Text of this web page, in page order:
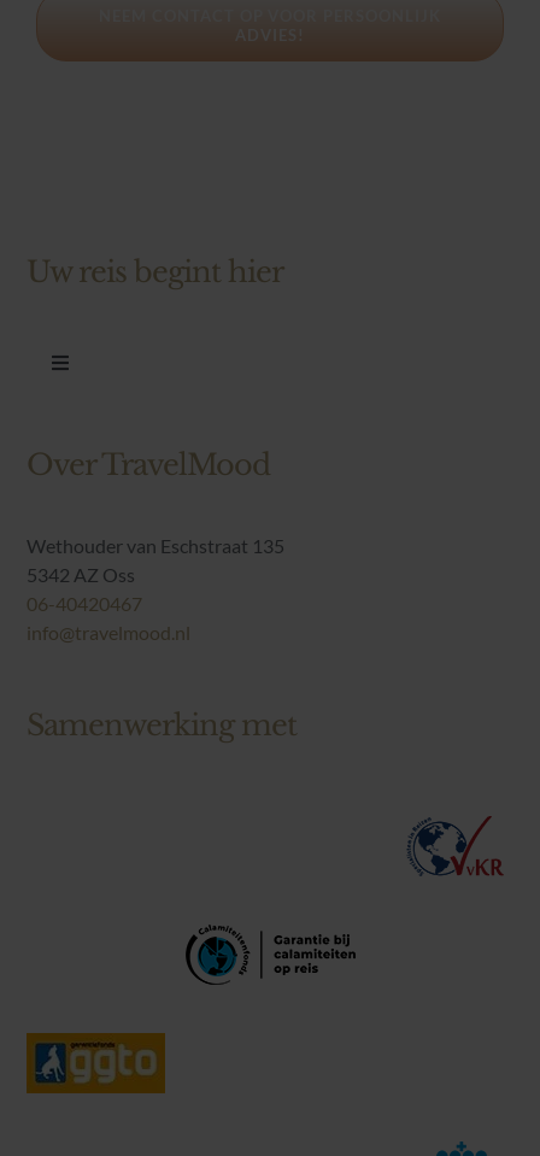
Uw reis begint hier
Toggle
Blog
Reisvoorwaarden
Over TravelMood
Wethouder van Eschstraat 135
5342 AZ Oss
06-40420467
info@travelmood.nl
Samenwerking met